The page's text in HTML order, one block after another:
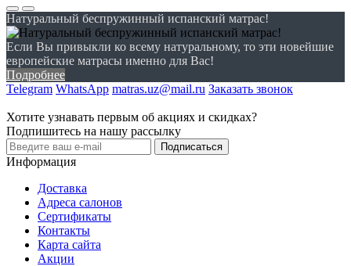
Натуральный беспружинный испанский матрас!
Если Вы привыкли ко всему натуральному, то эти новейшие
европейские матрасы именно для Вас!
Подробнее
Telegram WhatsApp matras.uz@mail.ru Заказать звонок
Хотите узнавать первым об акциях и скидках?
Подпишитесь на нашу рассылку
Подписаться
Информация
Доставка
Адреса салонов
Сертификаты
Контакты
Карта сайта
Акции